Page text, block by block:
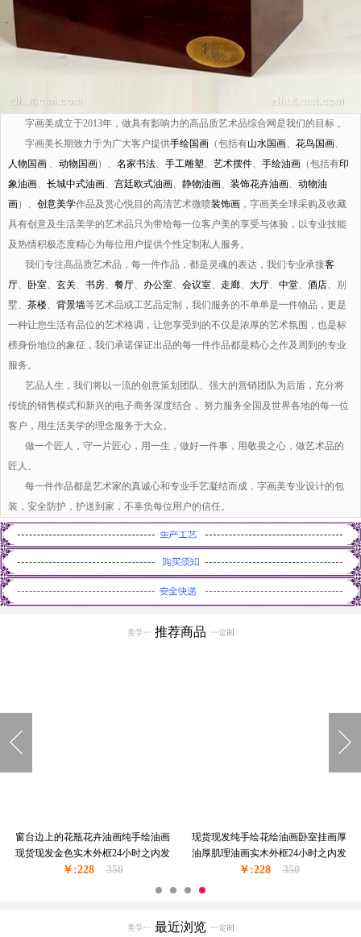
字画美成立于2013年，做具有影响力的高品质艺术品综合网是我们的目标 。
字画美长期致力于为广大客户提供手绘国画 （包括有山水国画 花鸟国画
人物国画
动物国画）、 名家书法 手工雕塑 艺术摆件 手绘油画 （包括有印
象油画
长城中式油画 宫廷欧式油画 静物油画 装饰花卉油画
动物油
画）、 创意美学作品及赏心悦目的高清艺术微喷装饰画 ，字画美全球采购及收藏
具有创意及生活美学的艺术品只为带给每一位客户美的享受与体验，以专业技能
及热情积极态度精心为每位用户提供个性定制私人服务。
我们专注高品质艺术品，每一件作品，都是灵魂的表达，我们专业承接客
厅
卧室 玄关 书房 餐厅 办公室 会议室 走廊 大厅 中堂 酒店 、别
墅、 茶楼 背景墙等艺术品或工艺品定制，我们服务的不单单是一件物品，更是
一种让您生活有品位的艺术格调，让您享受到的不仅是浓厚的艺术氛围，也是标
榜身份地位的象征，我们承诺保证出品的每一件作品都是精心之作及周到的专业
服务。
艺品人生，我们将以一流的创意策划团队、强大的营销团队为后盾，充分将
传统的销售模式和新兴的电子商务深度结合， 努力服务全国及世界各地的每一位
客户，用生活美学的理念服务于大众。
做一个匠人，守一片匠心，用一生，做好一件事，用敬畏之心，做艺术品的
匠人。
每一件作品都是艺术家的真诚心和专业手艺凝结而成，字画美专业设计的包
装，安全防护，护送到家，不辜负每位用户的信任。
推荐商品
窗台边上的花瓶花卉油画纯手绘油画
现货现发金色实木外框24小时之内发
货
￥:228 350
现货现发纯手绘花绘油画卧室挂画厚
油厚肌理油画实木外框24小时之内发
货
￥:228 350
最近浏览